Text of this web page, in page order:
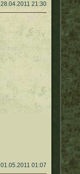
28.04.2011 21:30
01.05.2011 01:07